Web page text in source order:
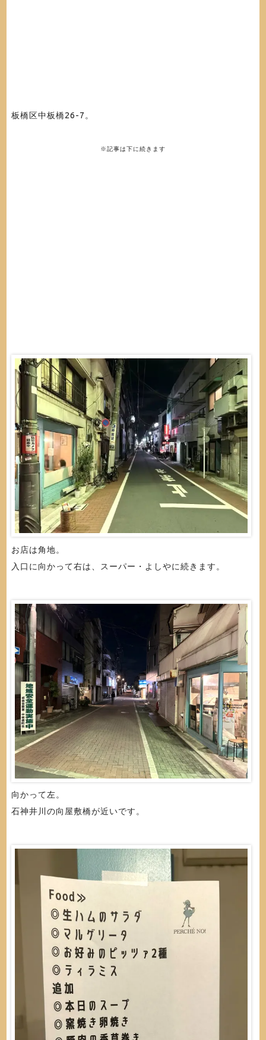
板橋区中板橋26-7。
※記事は下に続きます
お店は角地。
入口に向かって右は、スーパー・よしやに続きます。
向かって左。
石神井川の向屋敷橋が近いです。